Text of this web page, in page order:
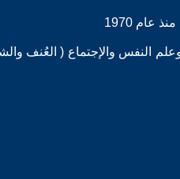
1970
وعلم النفس والإجتماع (